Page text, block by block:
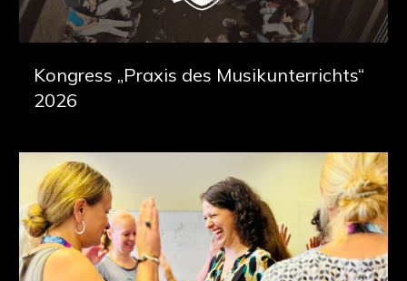
Kongress „Praxis des Musikunterrichts“
2026